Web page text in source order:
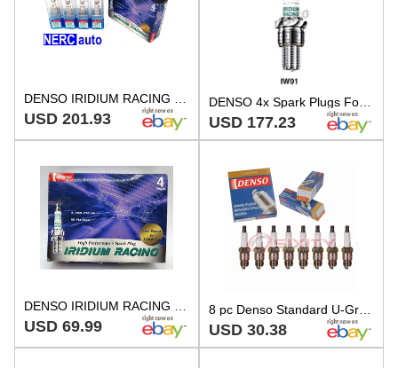
USD 201.93 USD 177.23
USD 69.99 USD 30.38